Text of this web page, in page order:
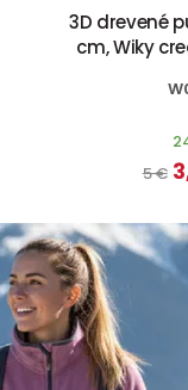
3D drevené
cm, Wiky
5 €